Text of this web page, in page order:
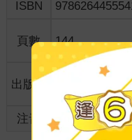
ISBN
頁數 144
出版地
注音